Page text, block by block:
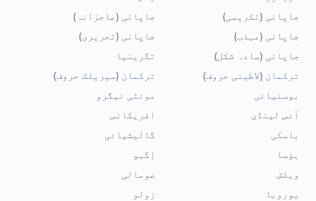
جاپانی (تکریمی)
جاپانی (عاجزانہ)
جاپانی (مہذب)
جاپانی (تحریری)
جاپانی (سادہ شکل)
تگرینیا
ترکمان (لاطینی حروف)
ترکمان (سیریلک حروف)
بوسنیائی
مونٹی نیگرو
آئس لینڈی
افریکانس
باسکی
گالیشیائی
ہؤسا
اِگبو
ویلش
صومالی
یوروبا
زولو